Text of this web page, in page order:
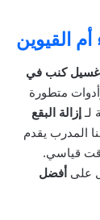
القيوين
كنب في
متطورة
لـ إزالة البقع
المدرب يقدم
قياسي.
على أفضل